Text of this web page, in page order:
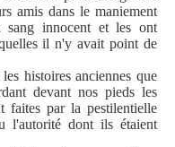
amis dans le maniement
sang innocent et les ont
il n'y avait point de
histoires anciennes que
devant nos pieds les
faites par la pestilentielle
l'autorité dont ils étaient